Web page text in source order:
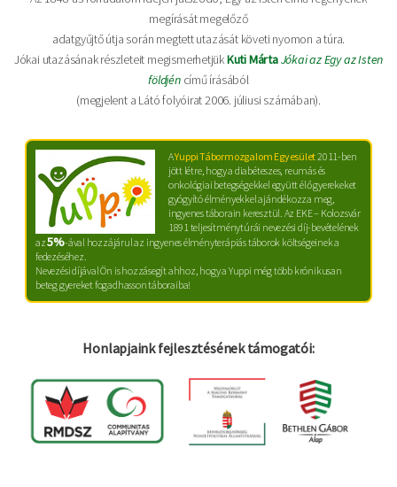
megírását megelőző
adatgyűjtő útja során megtett utazását követi nyomon a túra.
Jókai utazásának részleteit megismerhetjükKuti MártaJókai az Egy az Isten
földjéncímű írásából
(megjelent a Látó folyóirat 2006. júliusi számában).
AYuppi Tábormozgalom Egyesület2011-ben
jött létre, hogy a diabéteszes, reumás és
onkológiai betegségekkel együtt élő gyerekeket
gyógyító élményekkel ajándékozza meg,
ingyenes táborain keresztül. Az EKE – Kolozsvár
1891 teljesítménytúrái nevezési díj-bevételének
az5%-ával hozzájárul az ingyenes élményterápiás táborok költségeinek a
fedezéséhez.
Nevezési díjával Ön is hozzásegít ahhoz, hogy a Yuppi még több krónikusan
beteg gyereket fogadhasson táboraiba!
Honlapjaink fejlesztésének támogatói: